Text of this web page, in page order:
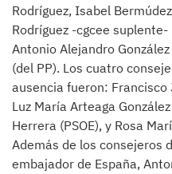
Rodríguez, Isabel
Rodríguez -cgcee suplente-
Antonio Alejandro
(del PP). Los cuatro
ausencia fueron: Francisco
Luz María Arteaga
Herrera (PSOE), y Rosa
Además de los consejeros
embajador de España,